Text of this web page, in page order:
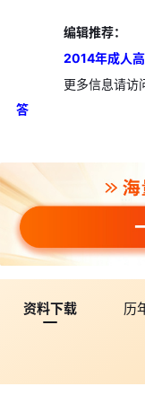
编辑推荐：
2014年成人
更多信息请访
答
资料下载 历